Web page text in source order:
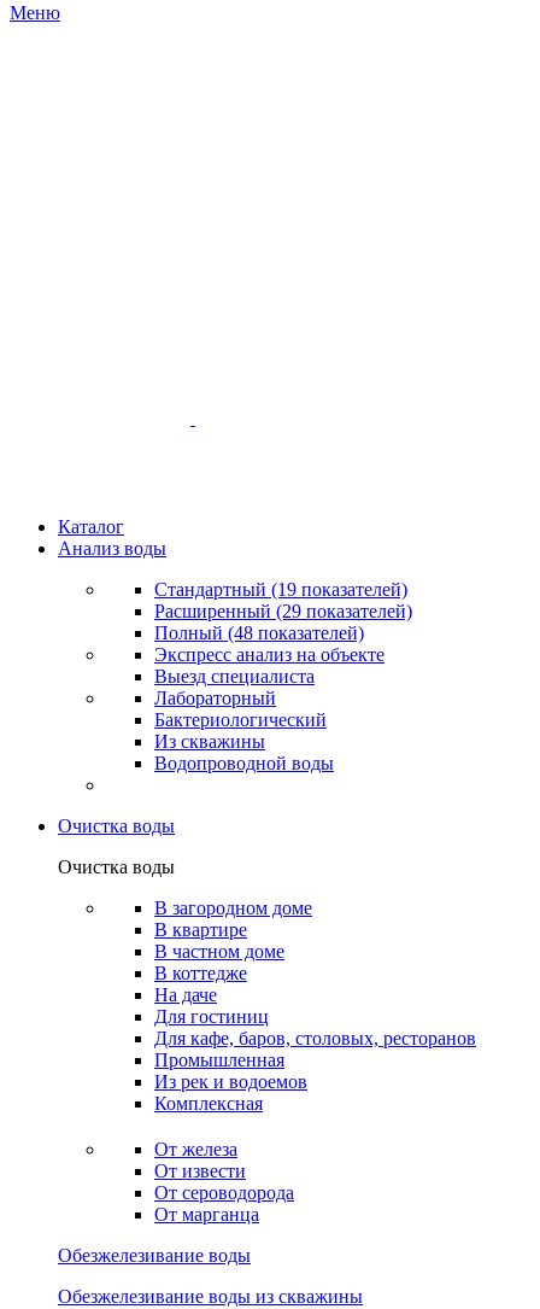
Меню
Каталог
Анализ воды
Стандартный (19 показателей)
Расширенный (29 показателей)
Полный (48 показателей)
Экспресс анализ на объекте
Выезд специалиста
Лабораторный
Бактериологический
Из скважины
Водопроводной воды
Очистка воды
Очистка воды
В загородном доме
В квартире
В частном доме
В коттедже
На даче
Для гостиниц
Для кафе, баров, столовых, ресторанов
Промышленная
Из рек и водоемов
Комплексная
От железа
От извести
От сероводорода
От марганца
Обезжелезивание воды
Обезжелезивание воды из скважины